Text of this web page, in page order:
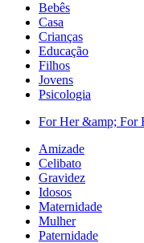
Bebês
Casa
Crianças
Educação
Filhos
Jovens
Psicologia
For Her &amp; For
Amizade
Celibato
Gravidez
Idosos
Maternidade
Mulher
Paternidade